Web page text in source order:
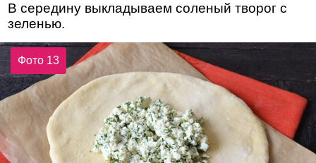
В середину выкладываем соленый творог с
зеленью.
Фото 13